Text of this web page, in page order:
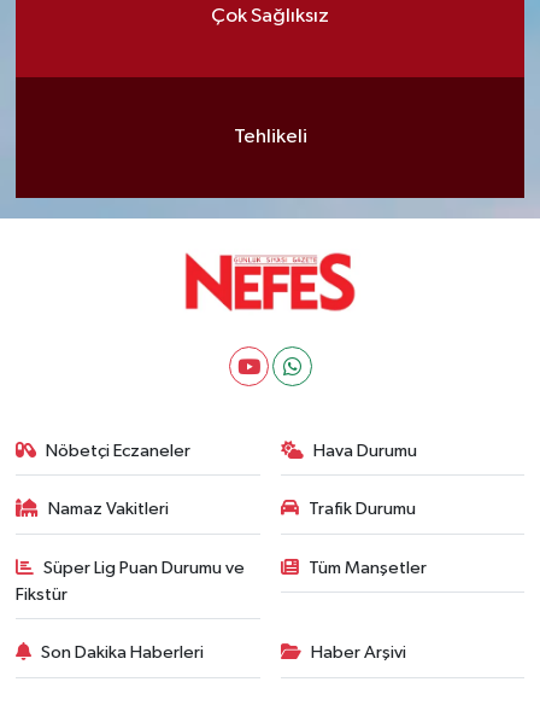
Çok Sağlıksız
Tehlikeli
Nöbetçi Eczaneler Hava Durumu
Namaz Vakitleri Trafik Durumu
Süper Lig Puan Durumu ve
Fikstür
Tüm Manşetler
Son Dakika Haberleri Haber Arşivi